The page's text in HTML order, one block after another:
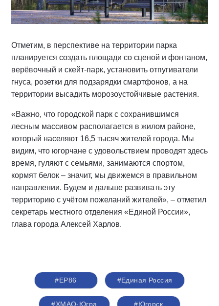
Отметим, в перспективе на территории парка
планируется создать площади со сценой и фонтаном,
верёвочный и скейт-парк, установить отпугиватели
гнуса, розетки для подзарядки смартфонов, а на
территории высадить морозоустойчивые растения.
«Важно, что городской парк с сохранившимся
лесным массивом располагается в жилом районе,
который населяют 16,5 тысяч жителей города. Мы
видим, что югорчане с удовольствием проводят здесь
время, гуляют с семьями, занимаются спортом,
кормят белок – значит, мы движемся в правильном
направлении. Будем и дальше развивать эту
территорию с учётом пожеланий жителей», – отметил
секретарь местного отделения «Единой России»,
глава города Алексей Харлов.
#ЕР86 #Единая Россия
#ХМАО-Югра #Югорск